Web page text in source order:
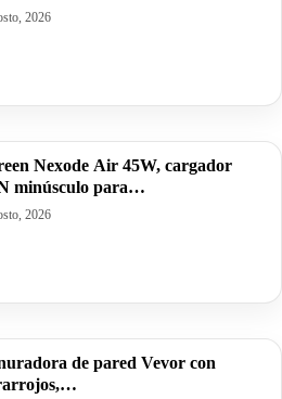
2026
Nexode Air 45W, cargador
minúsculo para…
2026
de pared Vevor con